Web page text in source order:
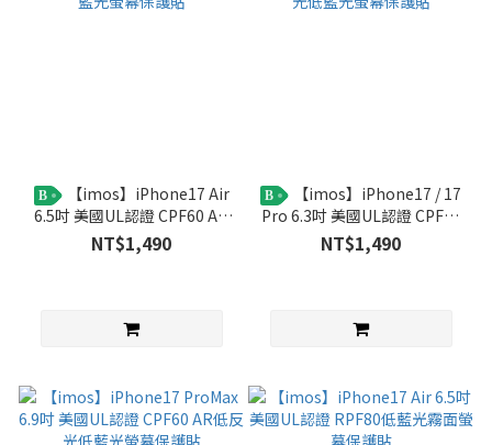
B
6.5吋 美國UL認證 CPF60 AR
低反光低藍光螢幕保護貼
NT$1,490
B
Pro 6.3吋 美國UL認證 CPF60
AR低反光低藍光螢幕保護貼
NT$1,490